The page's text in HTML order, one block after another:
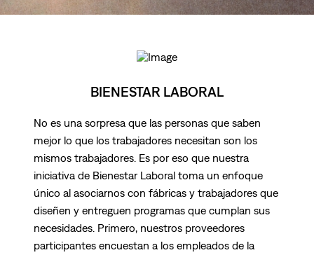
BIENESTAR LABORAL
No es una sorpresa que las personas que saben
mejor lo que los trabajadores necesitan son los
mismos trabajadores. Es por eso que nuestra
iniciativa de Bienestar Laboral toma un enfoque
único al asociarnos con fábricas y trabajadores que
diseñen y entreguen programas que cumplan sus
necesidades. Primero, nuestros proveedores
participantes encuestan a los empleados de la